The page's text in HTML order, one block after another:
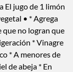
El jugo de 1 limón
• * Agrega
que no logran que
* Vinagre
* A menores de
de abeja * En